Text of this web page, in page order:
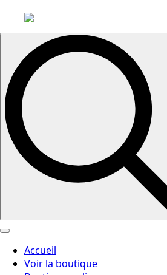
Accueil
Voir la boutique